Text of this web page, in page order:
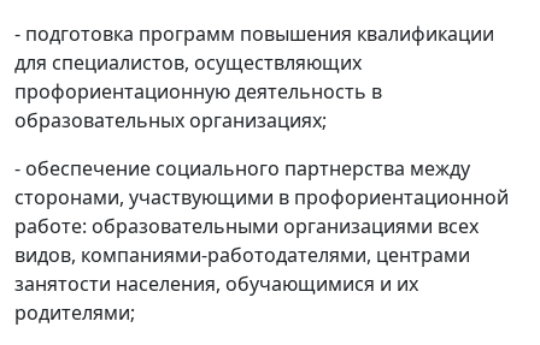
- подготовка программ повышения квалификации
для специалистов, осуществляющих
профориентационную деятельность в
образовательных организациях;
- обеспечение социального партнерства между
сторонами, участвующими в профориентационной
работе: образовательными организациями всех
видов, компаниями-работодателями, центрами
занятости населения, обучающимися и их
родителями;